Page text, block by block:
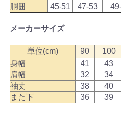
胴囲
45-51 47-53
メーカーサイズ
単位(cm) 90 100
身幅
41 43
肩幅
32 34
袖丈
38 40
また下
36 39